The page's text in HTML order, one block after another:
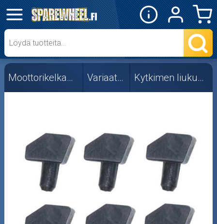
✕
Mopon osat
Skootterin osat
Crossipyörän osat
Moottorikelkan osat
Mopoauton osat
Mönkijän osat
Puutarha ja metsä
Moottorikelkan osat Variaattorit Kytkimen liukunastat